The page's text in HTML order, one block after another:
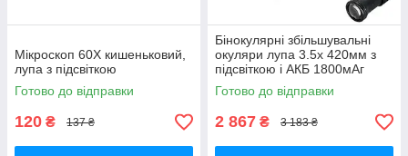
Мікроскоп 60X кишеньковий,
лупа з підсвіткою
Готово до відправки
120 ₴ 137 ₴
Бінокулярні збільшувальні
окуляри лупа 3.5x 420мм з
підсвіткою і АКБ 1800мАг
Готово до відправки
2 867 ₴ 3 183 ₴